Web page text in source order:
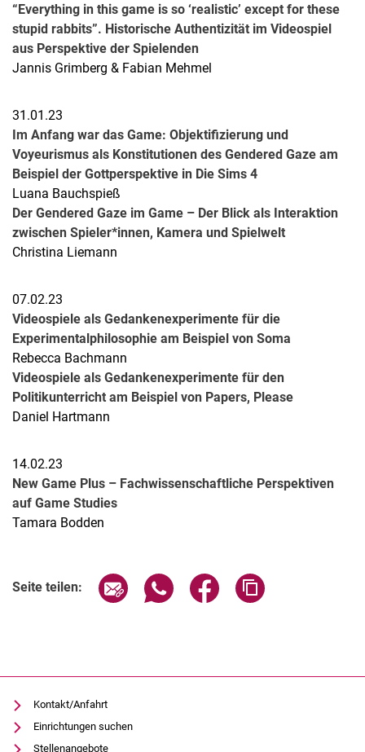
“Everything in this game is so ‘realistic’ except for these
stupid rabbits”. Historische Authentizität im Videospiel
aus Perspektive der Spielenden
Jannis Grimberg & Fabian Mehmel
31.01.23
Im Anfang war das Game: Objektifizierung und
Voyeurismus als Konstitutionen des Gendered Gaze am
Beispiel der Gottperspektive in Die Sims 4
Luana Bauchspieß
Der Gendered Gaze im Game – Der Blick als Interaktion
zwischen Spieler*innen, Kamera und Spielwelt
Christina Liemann
07.02.23
Videospiele als Gedankenexperimente für die
Experimentalphilosophie am Beispiel von Soma
Rebecca Bachmann
Videospiele als Gedankenexperimente für den
Politikunterricht am Beispiel von Papers, Please
Daniel Hartmann
14.02.23
New Game Plus – Fachwissenschaftliche Perspektiven
auf Game Studies
Tamara Bodden
Seite teilen: Seite über E-Mail teilen
Seite über WhatsApp teilen
Seite über Facebook
Kontakt/Anfahrt
Einrichtungen suchen
Stellenangebote